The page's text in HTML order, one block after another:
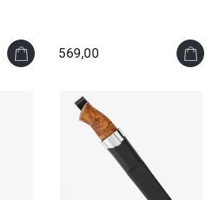
569,00